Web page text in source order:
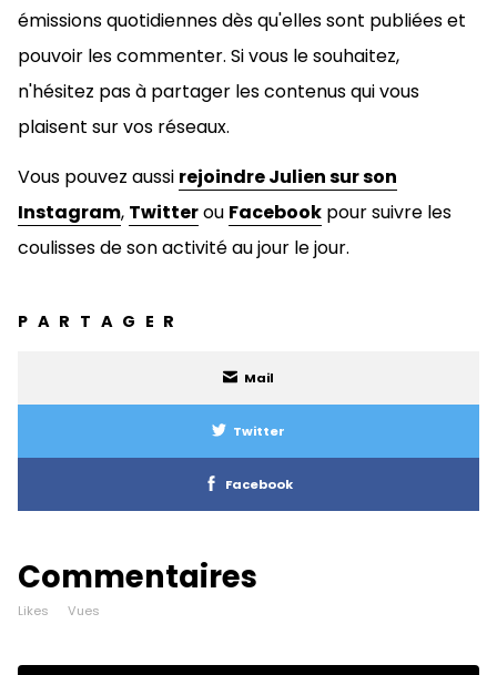
émissions quotidiennes dès qu'elles sont publiées et
pouvoir les commenter. Si vous le souhaitez,
n'hésitez pas à partager les contenus qui vous
plaisent sur vos réseaux.
Vous pouvez aussi rejoindre Julien sur son
Instagram, Twitterou Facebook pour suivre les
coulisses de son activité au jour le jour.
PARTAGER
Mail
Twitter
Facebook
Commentaires
Likes Vues